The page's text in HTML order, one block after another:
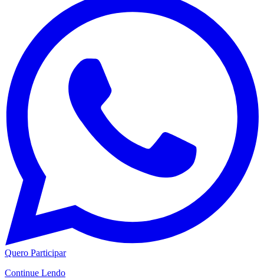
Quero Participar
Continue Lendo